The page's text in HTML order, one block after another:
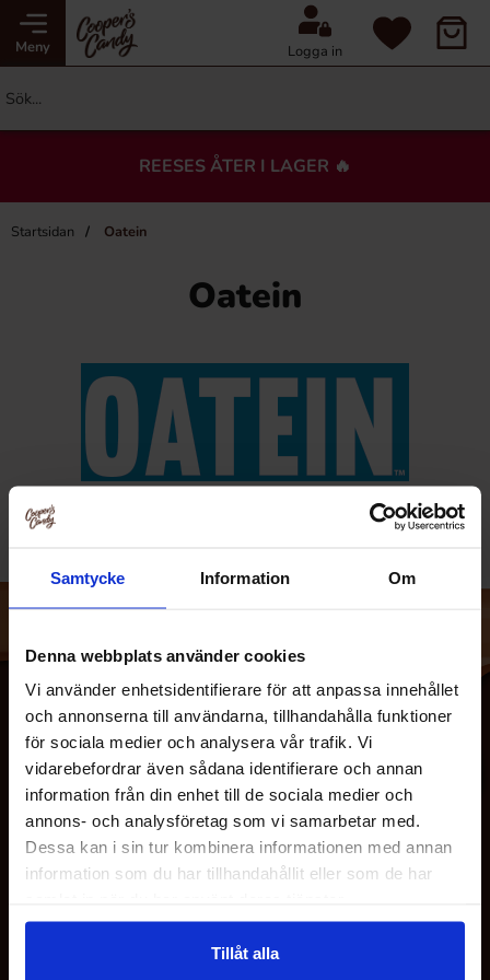
Samtycke Information Om
Denna webbplats använder cookies
Vi använder enhetsidentifierare för att anpassa innehållet
och annonserna till användarna, tillhandahålla funktioner
för sociala medier och analysera vår trafik. Vi
vidarebefordrar även sådana identifierare och annan
information från din enhet till de sociala medier och
annons- och analysföretag som vi samarbetar med.
Dessa kan i sin tur kombinera informationen med annan
information som du har tillhandahållit eller som de har
Tillåt alla
Meny Logga in
REESES ÅTER I LAGER 🔥
Startsidan Oatein
Oatein
KUNDTJÄNST